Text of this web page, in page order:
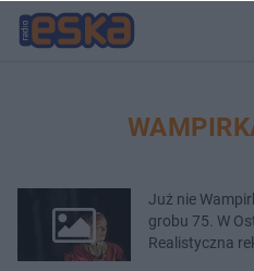
Już nie
grobu 75. W
Realistyczna